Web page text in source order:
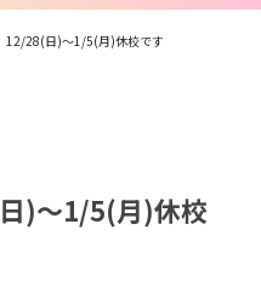
12/28(日)～1/5(月)休校です
)～1/5(月)休校